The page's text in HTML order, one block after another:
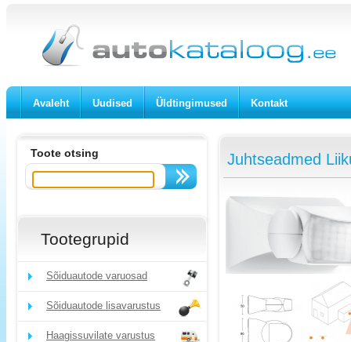
Avaleht Uudised Üldtingimused Kontakt
Toote otsing
Tootegrupid
Sõiduautode varuosad
Sõiduautode lisavarustus
Haagissuvilate varustus
Juhtseadmed